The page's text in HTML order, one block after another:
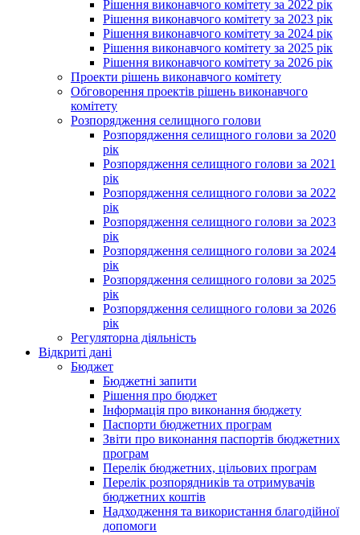
Рішення виконавчого комітету за 2022 рік
Рішення виконавчого комітету за 2023 рік
Рішення виконавчого комітету за 2024 рік
Рішення виконавчого комітету за 2025 рік
Рішення виконавчого комітету за 2026 рік
Проекти рішень виконавчого комітету
Обговорення проектів рішень виконавчого
комітету
Розпорядження селищного голови
Розпорядження селищного голови за 2020
рік
Розпорядження селищного голови за 2021
рік
Розпорядження селищного голови за 2022
рік
Розпорядження селищного голови за 2023
рік
Розпорядження селищного голови за 2024
рік
Розпорядження селищного голови за 2025
рік
Розпорядження селищного голови за 2026
рік
Регуляторна діяльність
Відкриті дані
Бюджет
Бюджетні запити
Рішення про бюджет
Інформація про виконання бюджету
Паспорти бюджетних програм
Звіти про виконання паспортів бюджетних
програм
Перелік бюджетних, цільових програм
Перелік розпорядників та отримувачів
бюджетних коштів
Надходження та використання благодійної
допомоги